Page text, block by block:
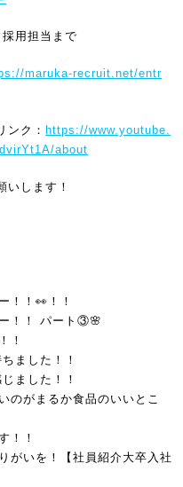
用担当まで
maruka-recruit.net/entr
ンク： https://www.youtube.
about
いします！
！！👀！！
！！ パート③🌸
！
ました！！
ました！！
のがまるか食品のいいとこ
！！
がいを！【社員紹介大卒入社